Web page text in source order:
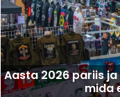
Aasta 2026 pariis
mida